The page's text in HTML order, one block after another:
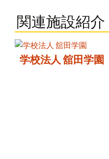
関連施設紹介
学校法人 舘田学園